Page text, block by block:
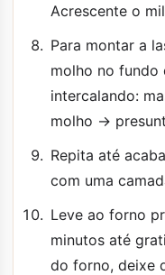
Acrescente o
Para montar a
molho no fundo
intercalando:
molho →
Repita até
com uma
Leve ao forno
minutos até
do forno, deixe